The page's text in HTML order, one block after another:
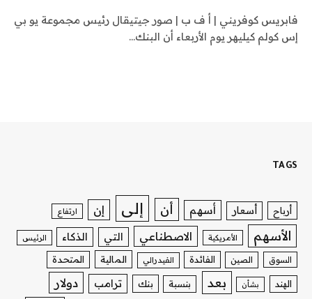
فابريس كوفريني | أ ف ب | صور جيتيقال رئيس مجموعة يو بي
إس كولم كيليهر يوم الأربعاء أن البنك…
TAGS
أرباح أسعار أسهم أن إلى إن ارتفاع
الأسهم الأمريكية الاصطناعي التي الذكاء الرئيس
السوق الصين الفائدة الفيدرالي المالية المتحدة
الهند بشأن بعد بنسبة بنك ترامب دولار